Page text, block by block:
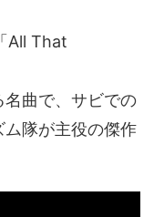
All That
曲で、サビでの
ム隊が主役の傑作